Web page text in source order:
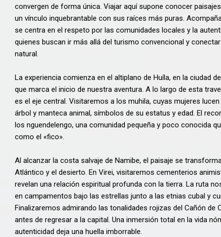
convergen de forma única. Viajar aquí supone conocer
un vínculo inquebrantable con sus raíces más puras.
se centra en el respeto por las comunidades locales y la
quienes buscan ir más allá del turismo convencional y
natural.
La experiencia comienza en el altiplano de Huíla, en la ciudad
que marca el inicio de nuestra aventura. A lo largo de esta
es el eje central. Visitaremos a los muhila, cuyas mujeres
árbol y manteca animal, símbolos de su estatus y edad. El
los nguendelengo, una comunidad pequeña y poco conocida
como el «fico».
Al alcanzar la costa salvaje de Namibe, el paisaje se
Atlántico y el desierto. En Virei, visitaremos cementerios
revelan una relación espiritual profunda con la tierra. La ruta
en campamentos bajo las estrellas junto a las etnias cubal y
Finalizaremos admirando las tonalidades rojizas del Cañón de
antes de regresar a la capital. Una inmersión total en la vida
autenticidad deja una huella imborrable.